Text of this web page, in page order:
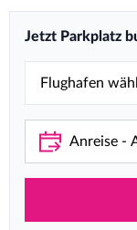
Jetzt Parkplatz